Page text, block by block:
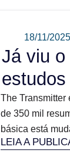
18/11/2025
Já viu o
The Transmitter
de 350 mil
básica está
LEIA A